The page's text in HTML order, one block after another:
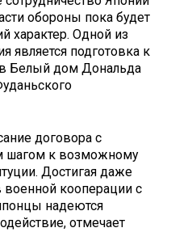
обороны пока будет
характер. Одной из
является подготовка к
Белый дом Дональда
договора с
шагом к возможному
Достигая даже
военной кооперации с
надеются
отмечает